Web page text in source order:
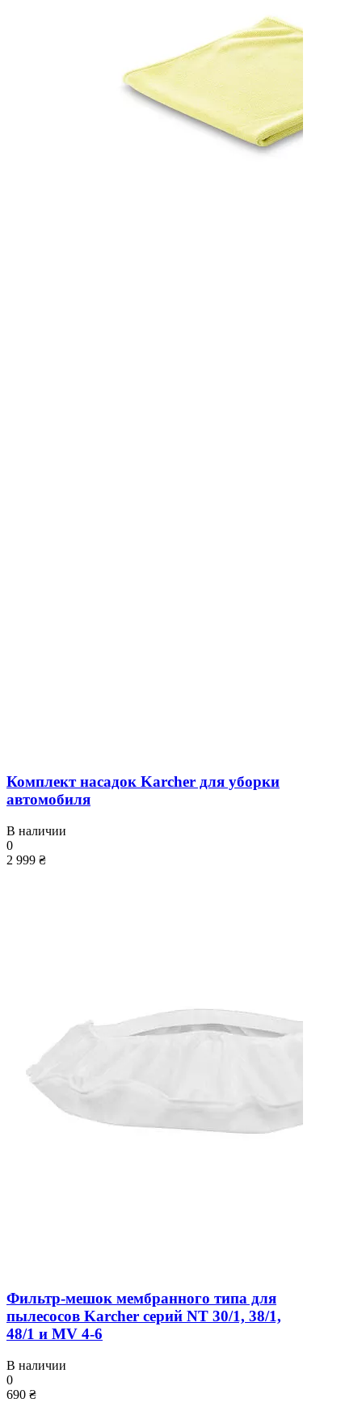
Комплект насадок Karcher для уборки
автомобиля
В наличии
0
2 999 ₴
Фильтр-мешок мембранного типа для
пылесосов Karcher серий NT 30/1, 38/1,
48/1 и MV 4-6
В наличии
0
690 ₴